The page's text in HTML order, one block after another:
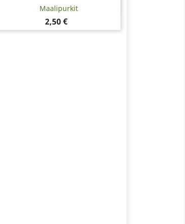
Maalipurkit
Hinta
2,50 €
Pikakatselu